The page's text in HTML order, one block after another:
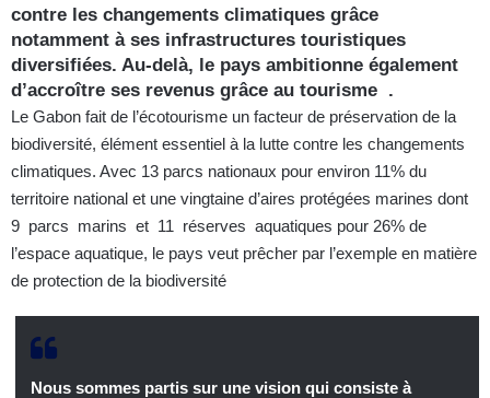
contre les changements climatiques grâce
notamment à ses infrastructures touristiques
diversifiées. Au-delà, le pays ambitionne également
d’accroître ses revenus grâce au tourisme .
Le Gabon fait de l’écotourisme un facteur de préservation de la
biodiversité, élément essentiel à la lutte contre les changements
climatiques. Avec 13 parcs nationaux pour environ 11% du
territoire national et une vingtaine d’aires protégées marines dont
9 parcs marins et 11 réserves aquatiques pour 26% de
l’espace aquatique, le pays veut prêcher par l’exemple en matière
de protection de la biodiversité
Nous sommes partis sur une vision qui consiste à